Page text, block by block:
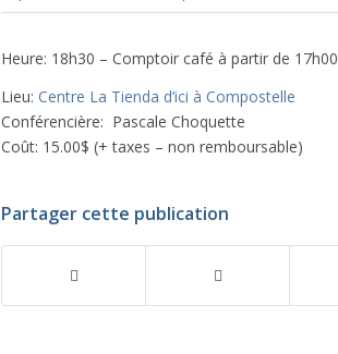
Heure: 18h30 – Comptoir café à partir de 17h00
Lieu:Centre La Tienda d’ici à Compostelle
Conférencière: Pascale Choquette
Coût: 15.00$ (+ taxes – non remboursable)
Partager cette publication